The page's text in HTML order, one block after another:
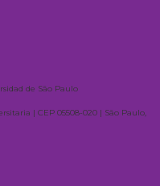
de São Paulo
| CEP 05508-020 | São Paulo,